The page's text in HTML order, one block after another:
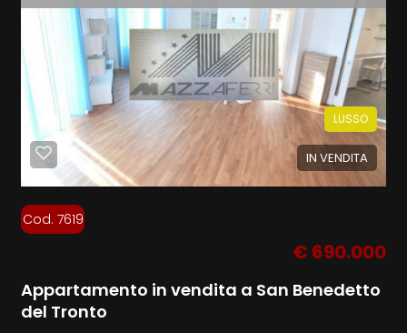
IN VENDITA
LUSSO
Cod. 7619
€ 690.000
Appartamento in vendita a San Benedetto
del Tronto